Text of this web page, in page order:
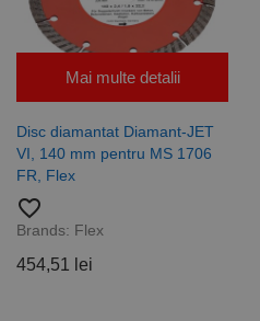
Mai multe detalii
Disc diamantat Diamant-JET
VI, 140 mm pentru MS 1706
FR, Flex
favorite_border
Brands: Flex
454,51 lei